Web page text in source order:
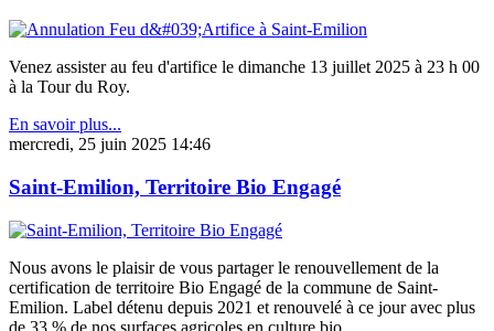
Venez assister au feu d'artifice le dimanche 13 juillet 2025 à 23 h 00
à la Tour du Roy.
En savoir plus...
mercredi, 25 juin 2025 14:46
Saint-Emilion, Territoire Bio Engagé
Nous avons le plaisir de vous partager le renouvellement de la
certification de territoire Bio Engagé de la commune de Saint-
Emilion. Label détenu depuis 2021 et renouvelé à ce jour avec plus
de 33 % de nos surfaces agricoles en culture bio.